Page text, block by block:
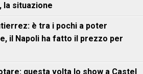
la situazione
è tra i pochi a poter
il Napoli ha fatto il prezzo per
questa volta lo show a Castel